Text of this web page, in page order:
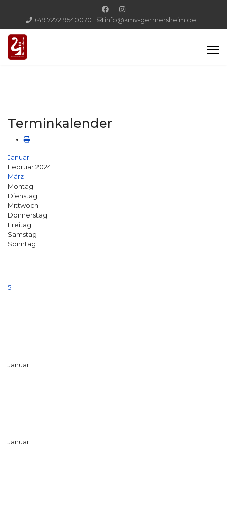
+49 7272 9540070 info@kmv-germersheim.de
Terminkalender
Januar
Februar 2024
März
Montag
Dienstag
Mittwoch
Donnerstag
Freitag
Samstag
Sonntag
5
Januar
Januar